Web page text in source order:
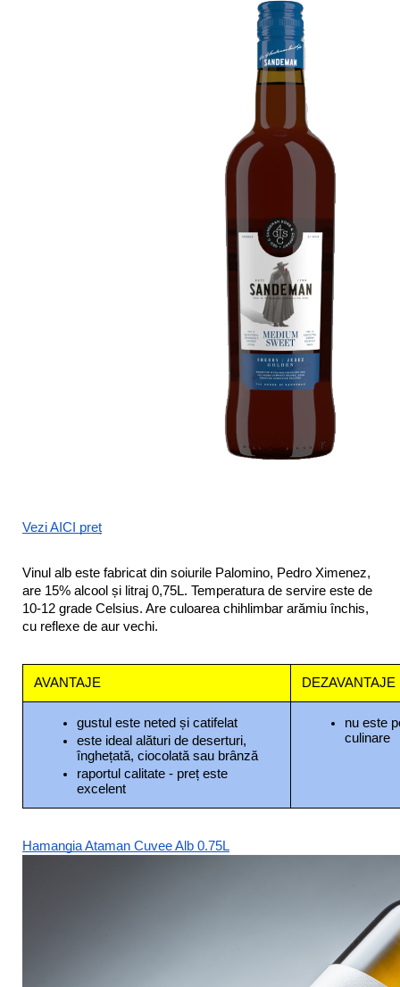
Vezi AICI preț
Vinul alb este fabricat din soiurile Palomino, Pedro Ximenez,
are 15% alcool și litraj 0,75L. Temperatura de servire este de
10-12 grade Celsius. Are culoarea chihlimbar arămiu închis,
cu reflexe de aur vechi.
AVANTAJE DEZAVANTAJE
gustul este neted și catifelat
este ideal alături de deserturi,
înghețată, ciocolată sau brânză
raportul calitate - preț este
excelent
nu este
culinare
Hamangia Ataman Cuvee Alb 0.75L